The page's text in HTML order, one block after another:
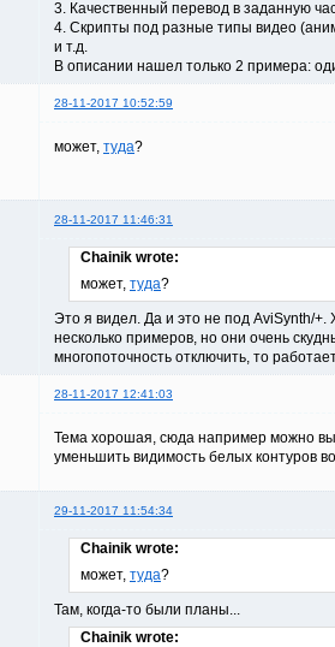
3. Качественный перевод в заданную
4. Скрипты под разные типы видео
и т.д.
В описании нашел только 2 примера:
28-11-2017 10:52:59
может, туда?
28-11-2017 11:46:31
Chainik wrote:
может, туда?
Это я видел. Да и это не под AviSynth/
несколько примеров, но они очень
многопоточность отключить, то
28-11-2017 12:41:03
Тема хорошая, сюда например можно
уменьшить видимость белых контуров
29-11-2017 11:54:34
Chainik wrote:
может, туда?
Там, когда-то были планы...
Chainik wrote: